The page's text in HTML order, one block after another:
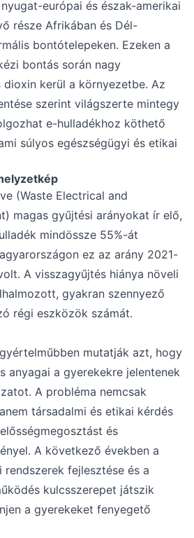
európai és észak-amerikai
része Afrikában és Dél-
bontótelepeken. Ezeken a
bontás során nagy
dioxin kerül a környezetbe. Az
szerint világszerte mintegy
e-hulladékhoz köthető
súlyos egészségügyi és etikai
(Waste Electrical and
magas gyűjtési arányokat ír elő,
mindössze 55%-át
ez az arány 2021-
A visszagyűjtés hiánya növeli
gyakran szennyező
régi eszközök számát.
mutatják azt, hogy
anyagai a gyerekekre jelentenek
A probléma nemcsak
társadalmi és etikai kérdés
és
A következő években a
fejlesztése és a
kulcsszerepet játszik
a gyerekeket fenyegető